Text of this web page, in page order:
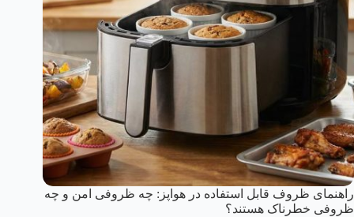
راهنمای ظروف قابل استفاده در هواپز: چه ظروفی امن و چه
ظروفی خطرناک هستند؟